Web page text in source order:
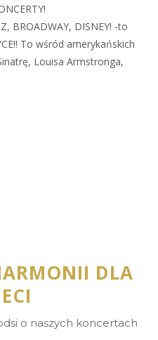
BROADWAY, DISNEY! ‑to
To wśród amerykańskich
Louisa Armstronga,
DLA
o naszych koncertach